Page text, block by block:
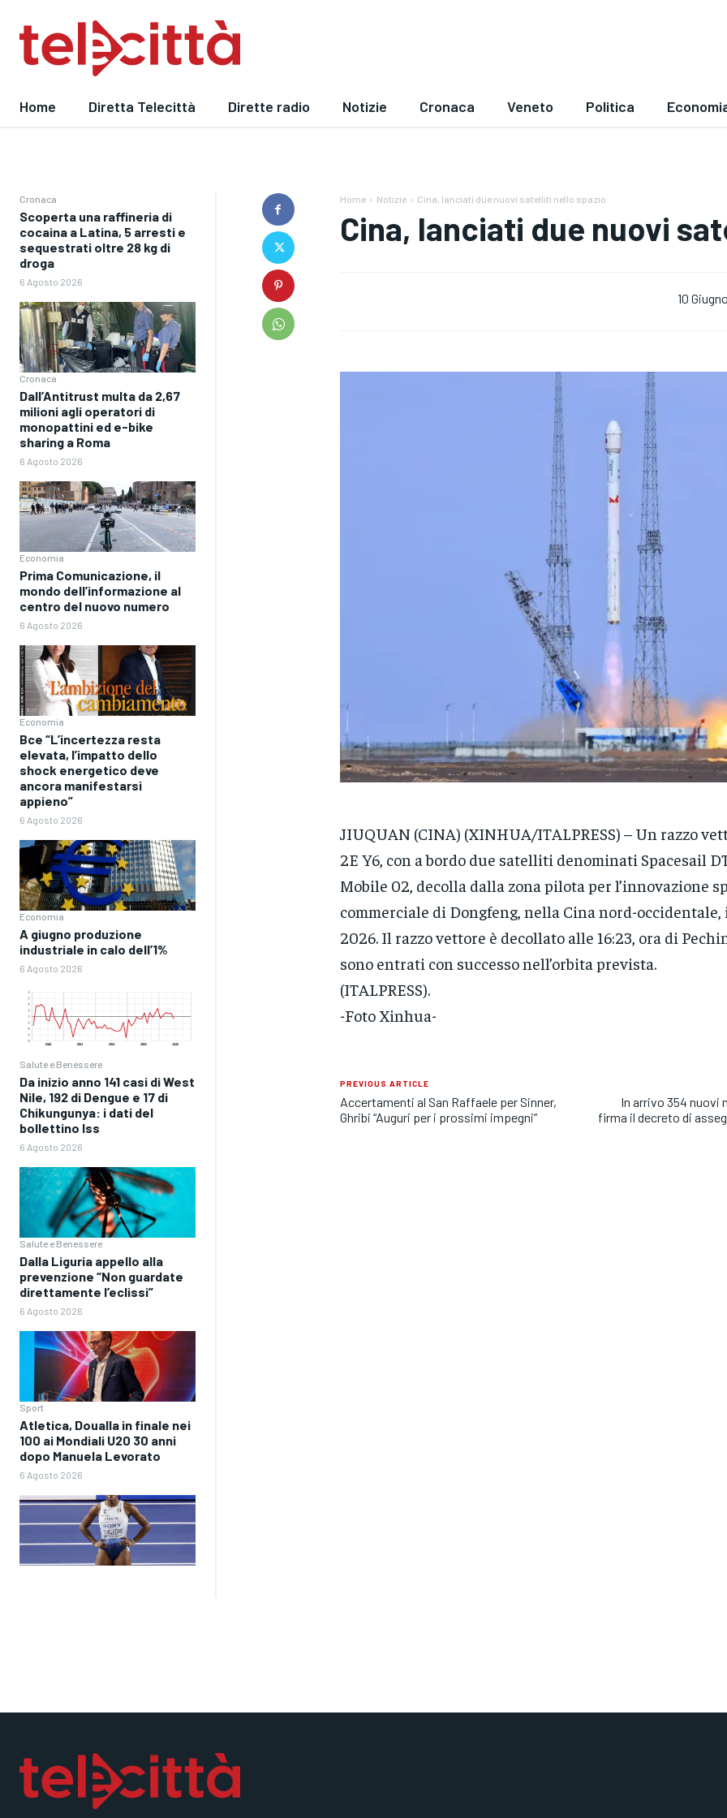
Home Diretta Telecittà Dirette radio Notizie Cronaca Veneto Politica
Cronaca
Scoperta una raffineria di
cocaina a Latina, 5 arresti e
sequestrati oltre 28 kg di
droga
6 Agosto 2026
Cronaca
Dall’Antitrust multa da 2,67
milioni agli operatori di
monopattini ed e-bike
sharing a Roma
6 Agosto 2026
Economia
Prima Comunicazione, il
mondo dell’informazione al
centro del nuovo numero
6 Agosto 2026
Economia
Bce “L’incertezza resta
elevata, l’impatto dello
shock energetico deve
ancora manifestarsi
appieno”
6 Agosto 2026
Economia
A giugno produzione
industriale in calo dell’1%
6 Agosto 2026
Salute e Benessere
Da inizio anno 141 casi di West
Nile, 192 di Dengue e 17 di
Chikungunya: i dati del
bollettino Iss
6 Agosto 2026
Salute e Benessere
Dalla Liguria appello alla
prevenzione “Non guardate
direttamente l’eclissi”
6 Agosto 2026
Sport
Atletica, Doualla in finale nei
100 ai Mondiali U20 30 anni
dopo Manuela Levorato
6 Agosto 2026
Home Notizie Cina, lanciati due nuovi satelliti nello spazio
Cina, lanciati due nuovi
10
JIUQUAN (CINA) (XINHUA/ITALPRESS) – Un razzo
2E Y6, con a bordo due satelliti denominati Spacesail
Mobile 02, decolla dalla zona pilota per l’innovazione
commerciale di Dongfeng, nella Cina nord-occidentale,
2026. Il razzo vettore è decollato alle 16:23, ora di
sono entrati con successo nell’orbita prevista.
(ITALPRESS).
-Foto Xinhua-
PREVIOUS ARTICLE
Accertamenti al San Raffaele per Sinner,
Ghribi “Auguri per i prossimi impegni”
In arrivo 354 nuovi
firma il decreto di